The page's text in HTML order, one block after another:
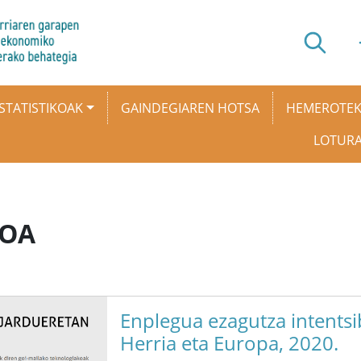
GAINDEGIAREN HOTSA
Enplegua ezagutza
Herria eta Europa, 2020.